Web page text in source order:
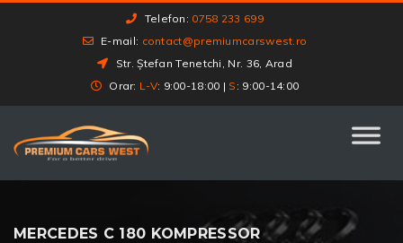
Telefon: 0758 233 699
E-mail: contact@premiumcarswest.ro
Str. Ștefan Tenetchi, Nr. 36, Arad
Orar: L-V: 9:00-18:00 | S : 9:00-14:00
MERCEDES C 180 KOMPRESSOR